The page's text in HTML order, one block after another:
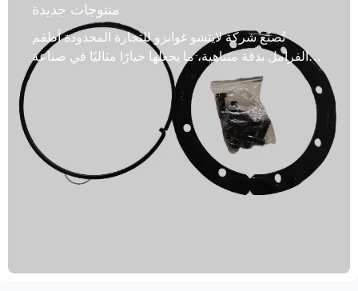
منتوجات جديدة
تُصنّع شركة لايتشو غوانزو للتجارة المحدودة أطقم
الفرامل بدقة متناهية، ما يجعلها خيارًا مثاليًا في صناعة
الفرامل. تُصنّع هذه الأطقم في مقاطعة شاندونغ الصينية،
وتخضع لعمليات تصنيع دقيقة كالخراطة والطحن لضمان
دقتها وجودتها. تتميز هذه الأطقم بمزايا هامة، منها الأداء
العالي، ومقاومة البهتان، وعمرها الطويل، وملاءمتها
للبيئة. تتوفر الأطقم بألوان متنوعة، منها الرمادي،
والأسود، والمعدني، والذهبي. كما نوفر ملصقات مخصصة
لتلبية احتياجات العملاء المختلفة. تتوفر عبوات الشحن